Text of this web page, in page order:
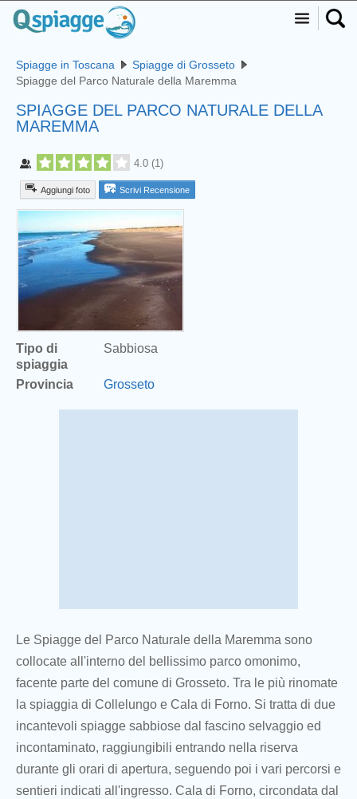
Spiagge in Toscana
Spiagge di Grosseto
Spiagge del Parco Naturale della Maremma
SPIAGGE DEL PARCO NATURALE DELLA
MAREMMA
4.0 (1)
Aggiungi foto Scrivi Recensione
Tipo di
spiaggia
Sabbiosa
Provincia Grosseto
Le Spiagge del Parco Naturale della Maremma sono
collocate all'interno del bellissimo parco omonimo,
facente parte del comune di Grosseto. Tra le più rinomate
la spiaggia di Collelungo e Cala di Forno. Si tratta di due
incantevoli spiagge sabbiose dal fascino selvaggio ed
incontaminato, raggiungibili entrando nella riserva
durante gli orari di apertura, seguendo poi i vari percorsi e
sentieri indicati all'ingresso. Cala di Forno, circondata dal